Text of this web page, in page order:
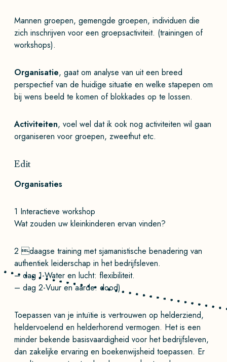
Mannen groepen, gemengde groepen, individuen die
zich inschrijven voor een groepsactiviteit. (trainingen of
workshops).
Organisatie, gaat om analyse van uit een breed
perspectief van de huidige situatie en welke stapepen om
bij wens beeld te komen of blokkades op te lossen.
Activiteiten, voel wel dat ik ook nog activiteiten wil gaan
organiseren voor groepen, zweethut etc.
Edit
Organisaties
1 Interactieve workshop
Wat zouden uw kleinkinderen ervan vinden?
2 daagse training met sjamanistische benadering van
authentiek leiderschap in het bedrijfsleven.
– dag 1-Water en lucht: flexibiliteit.
– dag 2-Vuur en aarde: dood)
Toepassen van je intuïtie is vertrouwen op helderziend,
heldervoelend en helderhorend vermogen. Het is een
minder bekende basisvaardigheid voor het bedrijfsleven,
dan zakelijke ervaring en boekenwijsheid toepassen. Er